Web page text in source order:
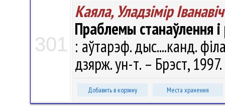
301
Каяла, Уладзiмiр Iванавiч
Праблемы станаўлення
: аўтарэф. дыс....канд.
дзярж. ун-т. – Брэст,
Добавить в корзину Места хранения